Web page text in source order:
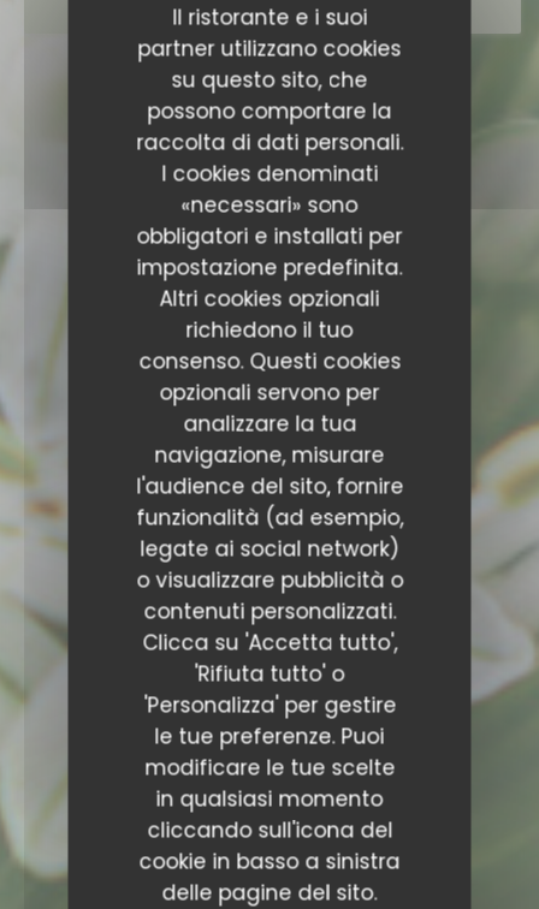
Il ristorante e i suoi
partner utilizzano cookies
su questo sito, che
possono comportare la
raccolta di dati personali.
I cookies denominati
«necessari» sono
obbligatori e installati per
impostazione predefinita.
Altri cookies opzionali
richiedono il tuo
consenso. Questi cookies
opzionali servono per
analizzare la tua
navigazione, misurare
l'audience del sito, fornire
funzionalità (ad esempio,
legate ai social network)
o visualizzare pubblicità o
contenuti personalizzati.
Clicca su 'Accetta tutto',
'Rifiuta tutto' o
'Personalizza' per gestire
le tue preferenze. Puoi
modificare le tue scelte
in qualsiasi momento
cliccando sull'icona del
cookie in basso a sinistra
delle pagine del sito.
PRENOTA